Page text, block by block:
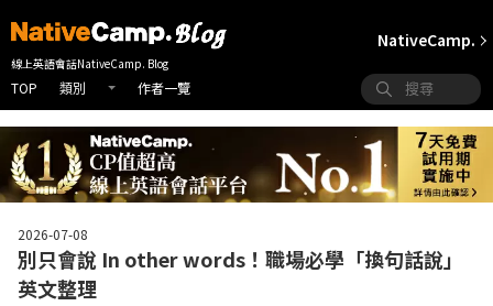
線上英語會話NativeCamp. Blog
TOP 類別 作者一覽
NativeCamp.
2026-07-08
別只會說 In other words！職場必學「換句話說」
英文整理